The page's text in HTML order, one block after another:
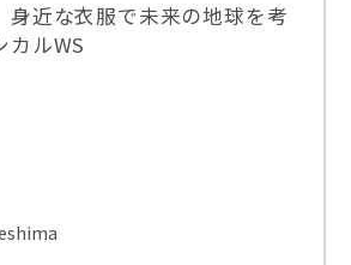
身近な衣服で未来の地球を考
カルWS